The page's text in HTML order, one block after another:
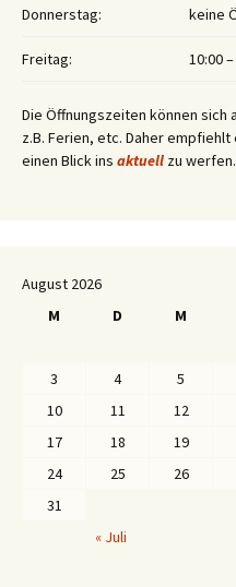
Donnerstag: keine
Freitag: 10:00
Die Öffnungszeiten können sich
z.B. Ferien, etc. Daher
einen Blick ins aktuell zu werfen.
August 2026
M
D M
3
4 5
10
11 12
17
18 19
24
25 26
31
« Juli